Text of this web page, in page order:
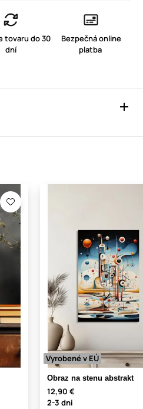
tovaru do 30
dní
Bezpečná online
platba
Vyrobené v EÚ
Obraz na stenu abstrakt
12,90 €
2-3 dni